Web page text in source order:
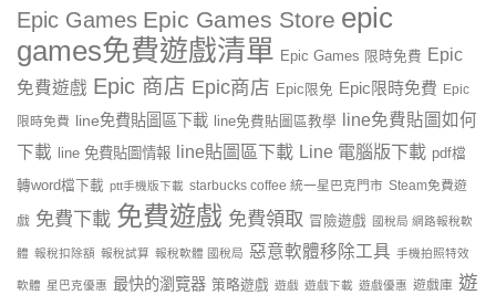
Epic Games Epic Games Store epic
games免費遊戲清單 Epic Games 限時免費 Epic
免費遊戲 Epic 商店 Epic商店 Epic限免 Epic限時免費 Epic
限時免費 line免費貼圖區下載 line免費貼圖區教學
line免費貼圖如何
下載
line 免費貼圖情報 line貼圖區下載 Line 電腦版下載 pdf檔
轉word檔下載 ptt手機版下載 starbucks coffee 統一星巴克門市 Steam免費遊
戲 免費下載 免費遊戲 免費領取 冒險遊戲 國稅局 網路報稅軟
體 報稅扣除額 報稅試算 報稅軟體 國稅局 惡意軟體移除工具 手機拍照特效
軟體 星巴克優惠 最快的瀏覽器 策略遊戲 遊戲 遊戲下載 遊戲優惠 遊戲庫 遊